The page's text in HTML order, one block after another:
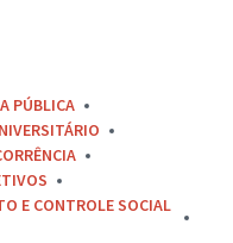
PÚBLICA
E CONTROLE SOCIAL